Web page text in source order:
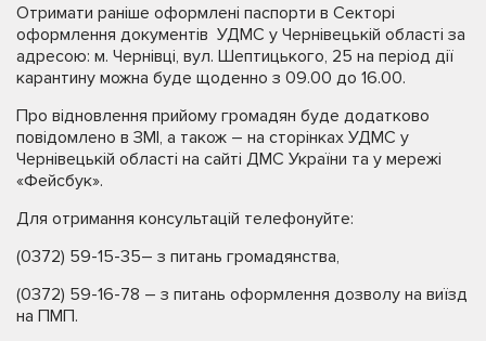
Отримати раніше оформлені паспорти в Секторі
оформлення документів УДМС у Чернівецькій області за
адресою: м. Чернівці, вул. Шептицького, 25 на період дії
карантину можна буде щоденно з 09.00 до 16.00.
Про відновлення прийому громадян буде додатково
повідомлено в ЗМІ, а також – на сторінках УДМС у
Чернівецькій області на сайті ДМС України та у мережі
«Фейсбук».
Для отримання консультацій телефонуйте:
(0372) 59-15-35– з питань громадянства,
(0372) 59-16-78 – з питань оформлення дозволу на виїзд
на ПМП.